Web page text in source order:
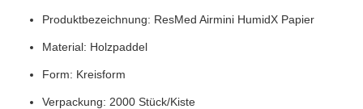
Produktbezeichnung: ResMed Airmini HumidX Papier
Material: Holzpaddel
Form: Kreisform
Verpackung: 2000 Stück/Kiste